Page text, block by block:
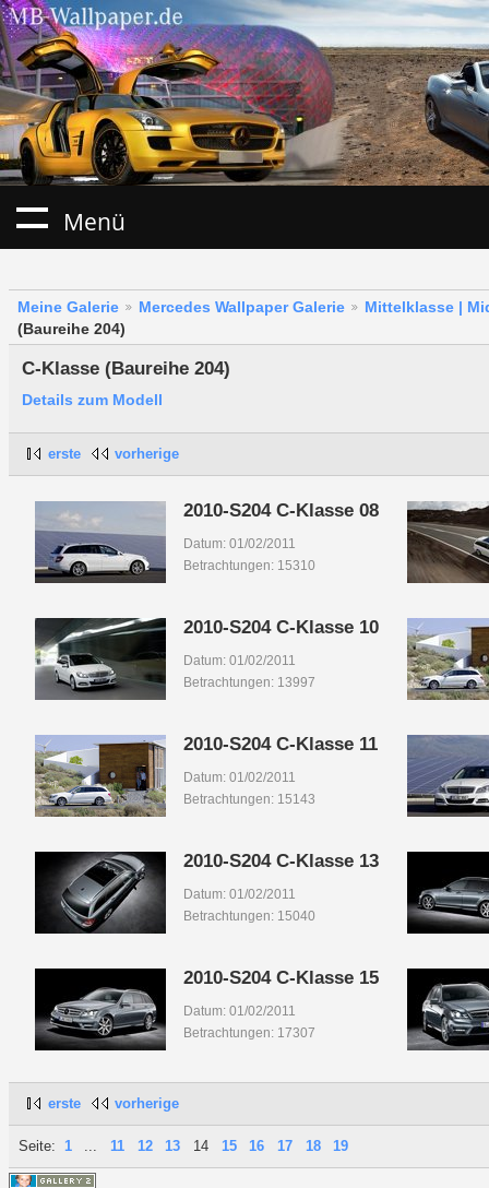
Menü
Meine Galerie Mercedes Wallpaper Galerie
Mittelklasse |
(Baureihe 204)
C-Klasse (Baureihe 204)
Details zum Modell
erste vorherige
2010-S204 C-Klasse 08
Datum: 01/02/2011
Betrachtungen: 15310
2010-S204 C-Klasse 10
Datum: 01/02/2011
Betrachtungen: 13997
2010-S204 C-Klasse 11
Datum: 01/02/2011
Betrachtungen: 15143
2010-S204 C-Klasse 13
Datum: 01/02/2011
Betrachtungen: 15040
2010-S204 C-Klasse 15
Datum: 01/02/2011
Betrachtungen: 17307
erste vorherige
Seite: 1 ... 11 12 13 14 15 16 17 18 19